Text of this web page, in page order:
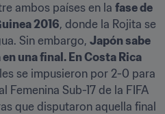
ambos países en la fase de
2016, donde la Rojita se
Sin embargo, Japón sabe
en una final. En Costa Rica
se impusieron por 2-0 para
Sub-17 de la FIFA
que disputaron aquella final